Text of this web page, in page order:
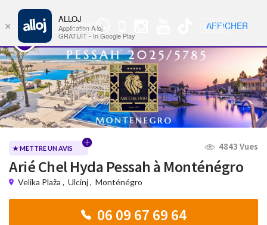
Groupe
WhatsApp
🇺🇸 Nav
★ METTRE UN AVIS 4843 Vues
Arié Chel Hyda Pessah à Monténégro
Velika Plaža , Ulcinj, Monténégro
06 09 67 69 64
×
ALLOJ
Application Alloj
GRATUIT - In Google Play
AFFICHER